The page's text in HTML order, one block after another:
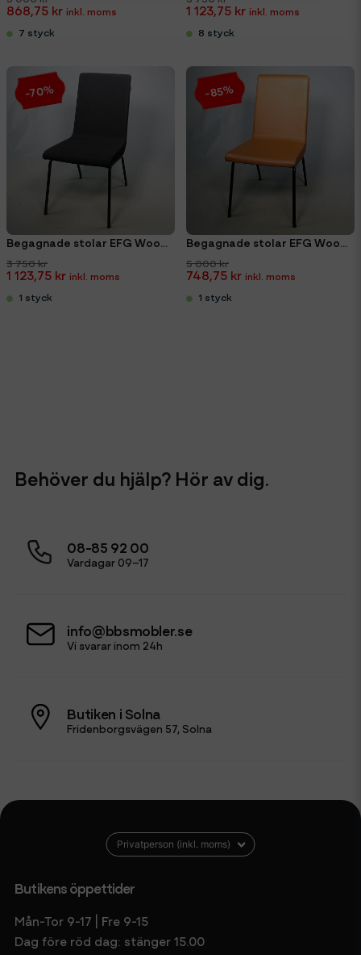
868,75 kr
7 styck
1 123,75 kr
8 styck
Begagnade stolar EFG Woods svart
3 750 kr
1 123,75 kr
1 styck
-70%
Begagnade stolar EFG Woods cognacsbrun
5 000 kr
748,75 kr
1 styck
-85%
Behöver du hjälp? Hör av dig.
08-85 92 00
Vardagar 09–17
info@bbsmobler.se
Vi svarar inom 24h
Butiken i Solna
Fridenborgsvägen 57, Solna
Butikens öppettider
Mån-Tor 9-17 | Fre 9-15
Dag före röd dag: stänger 15.00